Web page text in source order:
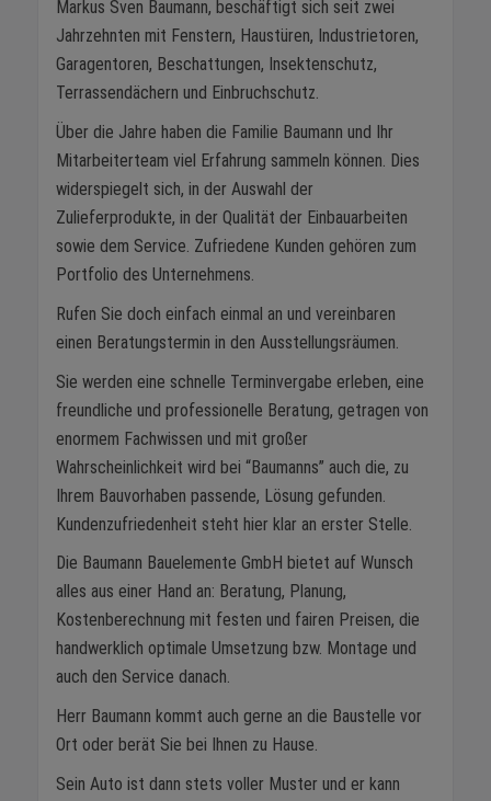
Markus Sven Baumann, beschäftigt sich seit zwei
Jahrzehnten mit Fenstern, Haustüren, Industrietoren,
Garagentoren, Beschattungen, Insektenschutz,
Terrassendächern und Einbruchschutz.
Über die Jahre haben die Familie Baumann und Ihr
Mitarbeiterteam viel Erfahrung sammeln können. Dies
widerspiegelt sich, in der Auswahl der
Zulieferprodukte, in der Qualität der Einbauarbeiten
sowie dem Service. Zufriedene Kunden gehören zum
Portfolio des Unternehmens.
Rufen Sie doch einfach einmal an und vereinbaren
einen Beratungstermin in den Ausstellungsräumen.
Sie werden eine schnelle Terminvergabe erleben, eine
freundliche und professionelle Beratung, getragen von
enormem Fachwissen und mit großer
Wahrscheinlichkeit wird bei “Baumanns” auch die, zu
Ihrem Bauvorhaben passende, Lösung gefunden.
Kundenzufriedenheit steht hier klar an erster Stelle.
Die Baumann Bauelemente GmbH bietet auf Wunsch
alles aus einer Hand an: Beratung, Planung,
Kostenberechnung mit festen und fairen Preisen, die
handwerklich optimale Umsetzung bzw. Montage und
auch den Service danach.
Herr Baumann kommt auch gerne an die Baustelle vor
Ort oder berät Sie bei Ihnen zu Hause.
Sein Auto ist dann stets voller Muster und er kann